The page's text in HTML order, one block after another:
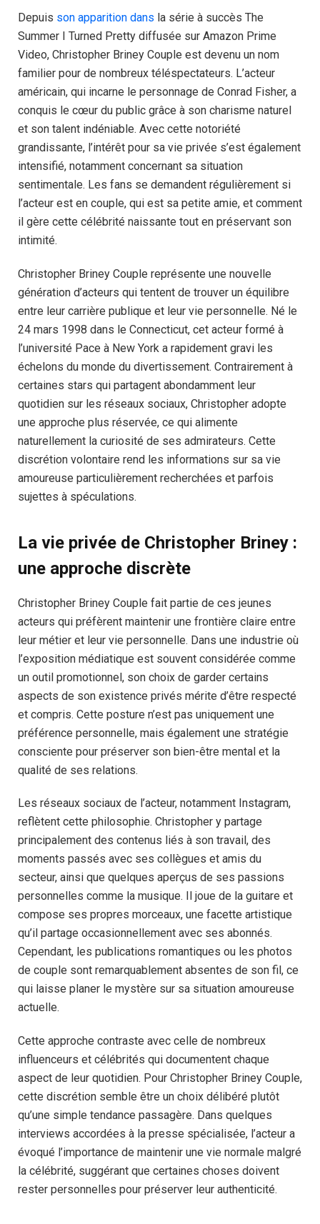
Depuis son apparition dans la série à succès The
Summer I Turned Pretty diffusée sur Amazon Prime
Video, Christopher Briney Couple est devenu un nom
familier pour de nombreux téléspectateurs. L’acteur
américain, qui incarne le personnage de Conrad Fisher, a
conquis le cœur du public grâce à son charisme naturel
et son talent indéniable. Avec cette notoriété
grandissante, l’intérêt pour sa vie privée s’est également
intensifié, notamment concernant sa situation
sentimentale. Les fans se demandent régulièrement si
l’acteur est en couple, qui est sa petite amie, et comment
il gère cette célébrité naissante tout en préservant son
intimité.
Christopher Briney Couple représente une nouvelle
génération d’acteurs qui tentent de trouver un équilibre
entre leur carrière publique et leur vie personnelle. Né le
24 mars 1998 dans le Connecticut, cet acteur formé à
l’université Pace à New York a rapidement gravi les
échelons du monde du divertissement. Contrairement à
certaines stars qui partagent abondamment leur
quotidien sur les réseaux sociaux, Christopher adopte
une approche plus réservée, ce qui alimente
naturellement la curiosité de ses admirateurs. Cette
discrétion volontaire rend les informations sur sa vie
amoureuse particulièrement recherchées et parfois
sujettes à spéculations.
La vie privée de Christopher Briney :
une approche discrète
Christopher Briney Couple fait partie de ces jeunes
acteurs qui préfèrent maintenir une frontière claire entre
leur métier et leur vie personnelle. Dans une industrie où
l’exposition médiatique est souvent considérée comme
un outil promotionnel, son choix de garder certains
aspects de son existence privés mérite d’être respecté
et compris. Cette posture n’est pas uniquement une
préférence personnelle, mais également une stratégie
consciente pour préserver son bien-être mental et la
qualité de ses relations.
Les réseaux sociaux de l’acteur, notamment Instagram,
reflètent cette philosophie. Christopher y partage
principalement des contenus liés à son travail, des
moments passés avec ses collègues et amis du
secteur, ainsi que quelques aperçus de ses passions
personnelles comme la musique. Il joue de la guitare et
compose ses propres morceaux, une facette artistique
qu’il partage occasionnellement avec ses abonnés.
Cependant, les publications romantiques ou les photos
de couple sont remarquablement absentes de son fil, ce
qui laisse planer le mystère sur sa situation amoureuse
actuelle.
Cette approche contraste avec celle de nombreux
influenceurs et célébrités qui documentent chaque
aspect de leur quotidien. Pour Christopher Briney Couple,
cette discrétion semble être un choix délibéré plutôt
qu’une simple tendance passagère. Dans quelques
interviews accordées à la presse spécialisée, l’acteur a
évoqué l’importance de maintenir une vie normale malgré
la célébrité, suggérant que certaines choses doivent
rester personnelles pour préserver leur authenticité.